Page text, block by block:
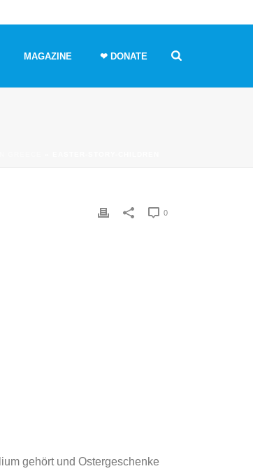
MAGAZINE ❤ DONATE
0
gehört und Ostergeschenke